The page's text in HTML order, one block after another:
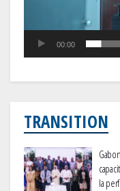
00:00
TRANSITION
la